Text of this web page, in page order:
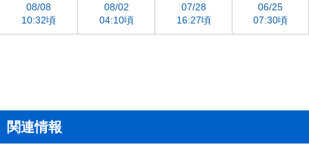
08/08
10:32頃
08/02
04:10頃
07/28
16:27頃
06/25
07:30頃
関連情報